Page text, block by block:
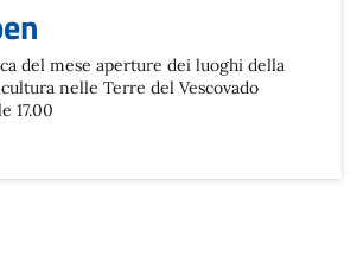
del mese aperture dei luoghi della
nelle Terre del Vescovado
17.00